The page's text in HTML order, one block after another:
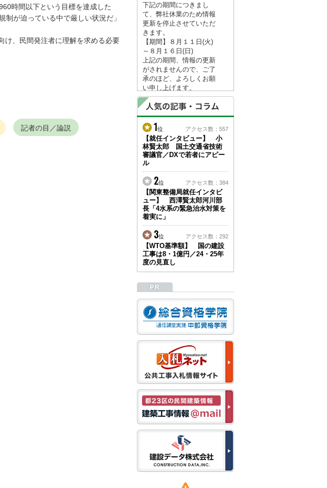
時間以下という目標を達成した
が迫っている中で厳しい状況だ」
け、民間発注者に理解を求める必要
記者の目／論説
下記の期間につきまし
て、弊社休業のため情報
更新を停止させていただ
きます。
【期間】８月１１日(火)
～８月１６日(日)
上記の期間、情報の更新
がされませんので、ご了
承のほど、よろしくお願
い申し上げます。
なお、情報は８月１７日
(月)より登録されます。
2026/04/23
●ゴールデンウィークに
伴う情報更新停止のお知
らせ(05/02～05/10)●
ユーザー各位
建設資料館をご利用いた
だき、誠に有難うござい
ます。
下記の期間につきまし
て、弊社休業のため情報
更新を停止させていただ
きます。
【期間】５月２日(土)～
５月１０日(日)
上記の期間、情報の更新
がされませんので、ご了
い申し上げます。
から通常通り運営いたし
ます。
2025/12/22
●年末年始に伴う情報更
新停止のお知らせ●
建設資料館をご利用いた
だき、誠に有難うござい
ます。
下記の期間につきまし
て、弊社休業のため情報
更新を停止させていただ
きます。
【期間】１２月２７日
(土)～１月４日(日)
上記の期間、情報の更新
がされませんので、ご了
承のほど、よろしくお願
なお、情報は１月５日
1位 アクセス数：557
【就任インタビュー】 小
林賢太郎 国土交通省技術
審議官／DXで若者にアピー
ル
2位 アクセス数：384
【関東整備局就任インタビ
ュー】 西澤賢太郎河川部
長「4水系の緊急治水対策を
着実に」
3位 アクセス数：292
【WTO基準額】 国の建設
工事は8・1億円／24・25年
度の見直し